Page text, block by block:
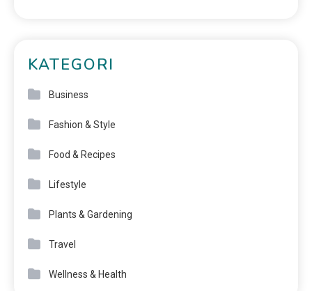
KATEGORI
Business
Fashion & Style
Food & Recipes
Lifestyle
Plants & Gardening
Travel
Wellness & Health